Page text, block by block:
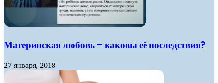
Материнская любовь – каковы её последствия?
27 января, 2018